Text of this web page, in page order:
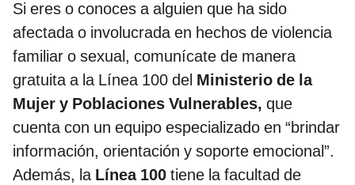
Si eres o conoces a alguien que ha sido
afectada o involucrada en hechos de violencia
familiar o sexual, comunícate de manera
gratuita a la Línea 100 del Ministerio de la
Mujer y Poblaciones Vulnerables, que
cuenta con un equipo especializado en “brindar
información, orientación y soporte emocional”.
Además, la Línea 100 tiene la facultad de